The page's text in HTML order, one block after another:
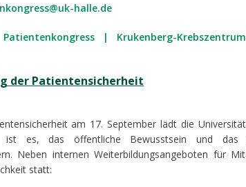
halle.de
Patientenkongress | Krukenberg-
der Patientensicherheit
am 17. September lädt die
ist es, das öffentliche Bewusstsein und das
Neben internen Weiterbildungsangeboten für
statt: